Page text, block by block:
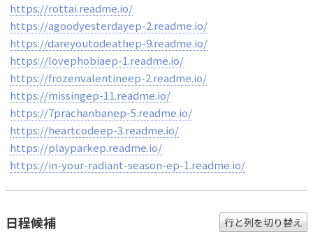
https://rottai.readme.io/
https://agoodyesterdayep-2.readme.io/
https://dareyoutodeathep-9.readme.io/
https://lovephobiaep-1.readme.io/
https://frozenvalentineep-2.readme.io/
https://missingep-11.readme.io/
https://7prachanbanep-5.readme.io/
https://heartcodeep-3.readme.io/
https://playparkep.readme.io/
https://in-your-radiant-season-ep-1.readme.io/
日程候補 行と列を切り替え